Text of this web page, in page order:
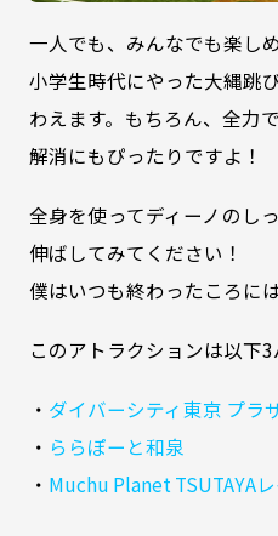
一人でも、みんなでも楽し
小学生時代にやった大縄跳
わえます。もちろん、全力
解消にもぴったりですよ！
全身を使ってディーノのし
伸ばしてみてください！
僕はいつも終わったころに
このアトラクションは以下3
・ ダイバーシティ東京 プラ
・ ららぽーと和泉
・ Muchu Planet TSUTAYA